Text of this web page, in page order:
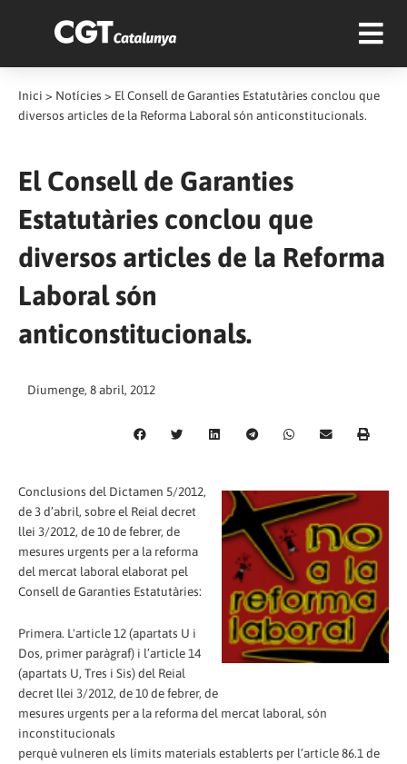
Inici > Notícies > El Consell de Garanties Estatutàries conclou que
diversos articles de la Reforma Laboral són anticonstitucionals.
El Consell de Garanties
Estatutàries conclou que
diversos articles de la Reforma
Laboral són
anticonstitucionals.
Diumenge, 8 abril, 2012
Conclusions del Dictamen 5/2012,
de 3 d’abril, sobre el Reial decret
llei 3/2012, de 10 de febrer, de
mesures urgents per a la reforma
del mercat laboral elaborat pel
Consell de Garanties Estatutàries:
Primera. L'article 12 (apartats U i
Dos, primer paràgraf) i l’article 14
(apartats U, Tres i Sis) del Reial
decret llei 3/2012, de 10 de febrer, de
mesures urgents per a la reforma del mercat laboral, són
inconstitucionals
perquè vulneren els límits materials establerts per l’article 86.1 de